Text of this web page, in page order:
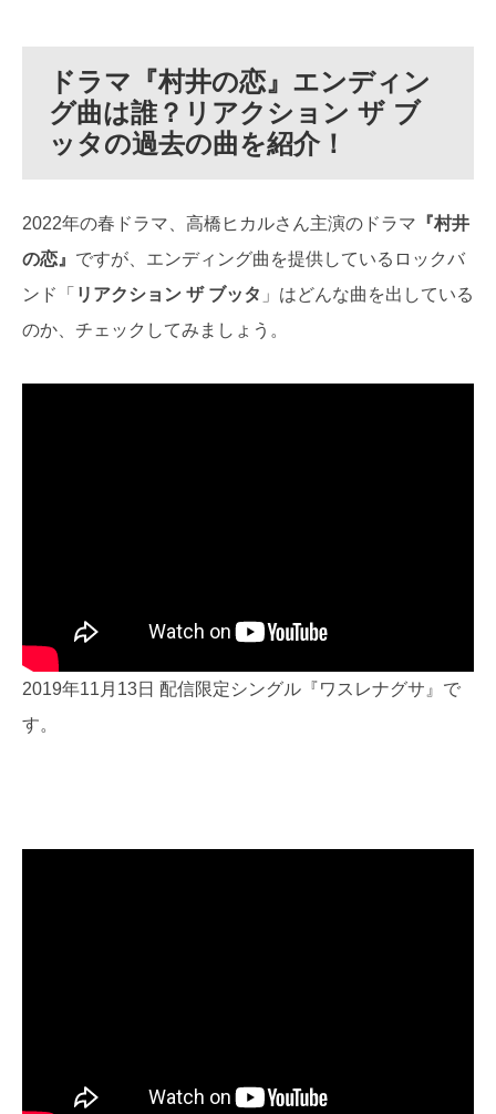
ドラマ『村井の恋』エンディン
グ曲は誰？リアクション ザ ブ
ッタの過去の曲を紹介！
2022年の春ドラマ、高橋ヒカルさん主演のドラマ 『村井
の恋』 ですが、エンディング曲を提供しているロックバ
ンド「 リアクション ザ ブッタ 」はどんな曲を出している
のか、チェックしてみましょう。
2019年11月13日 配信限定シングル『ワスレナグサ』で
す。